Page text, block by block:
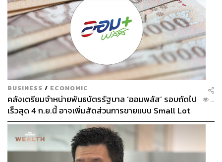
BUSINESS / ECONOMIC
คลังเตรียมจำหน่ายพันธบัตรรัฐบาล ‘ออมพลัส’ รอบถัดไป
เร็วสุด 4 ก.ย.นี้ อาจเพิ่มสัดส่วนการขายแบบ Small Lot
First มากขึ้น
...